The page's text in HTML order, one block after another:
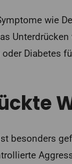
wie
Diabetes
besonders